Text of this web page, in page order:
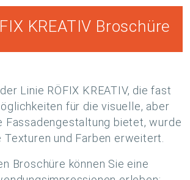
KREATIV Broschüre
Linie RÖFIX KREATIV, die fast
für die visuelle, aber
Fassadengestaltung bietet, wurde
Texturen und Farben erweitert.
Broschüre können Sie eine